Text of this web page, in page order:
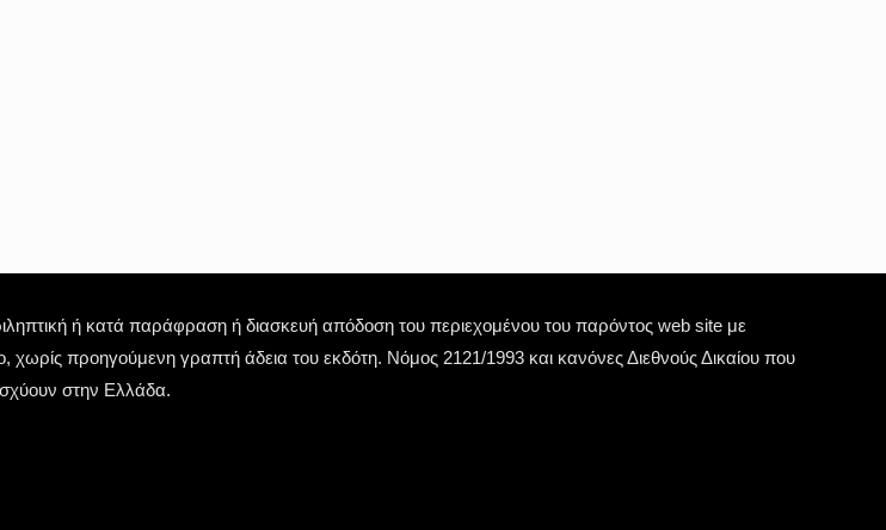
ή κατά παράφραση ή διασκευή απόδοση του περιεχομένου του παρόντος web site με
προηγούμενη γραπτή άδεια του εκδότη. Νόμος 2121/1993 και κανόνες Διεθνούς Δικαίου που
στην Ελλάδα.